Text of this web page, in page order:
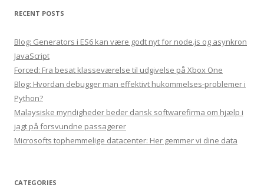
RECENT POSTS
Blog: Generators i ES6 kan være godt nyt for node.js og asynkron
JavaScript
Forced: Fra besat klasseværelse til udgivelse på Xbox One
Blog: Hvordan debugger man effektivt hukommelses-problemer i
Python?
Malaysiske myndigheder beder dansk softwarefirma om hjælp i
jagt på forsvundne passagerer
Microsofts tophemmelige datacenter: Her gemmer vi dine data
CATEGORIES